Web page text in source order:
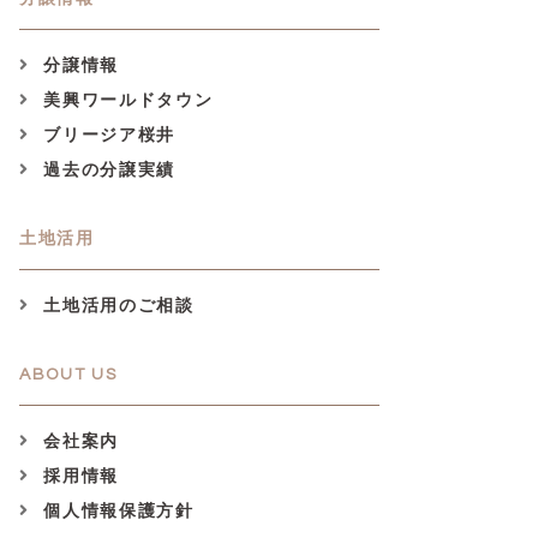
分譲情報
美興ワールドタウン
ブリージア桜井
過去の分譲実績
土地活用
土地活用のご相談
ABOUT US
会社案内
採用情報
個人情報保護方針